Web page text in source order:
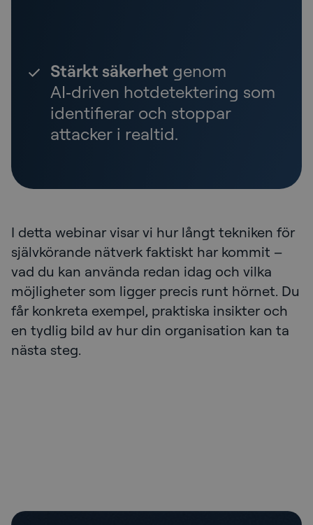
Stärkt säkerhet genom
AI‑driven hotdetektering som
identifierar och stoppar
attacker i realtid.
I detta webinar visar vi hur långt tekniken för
självkörande nätverk faktiskt har kommit –
vad du kan använda redan idag och vilka
möjligheter som ligger precis runt hörnet. Du
får konkreta exempel, praktiska insikter och
en tydlig bild av hur din organisation kan ta
nästa steg.